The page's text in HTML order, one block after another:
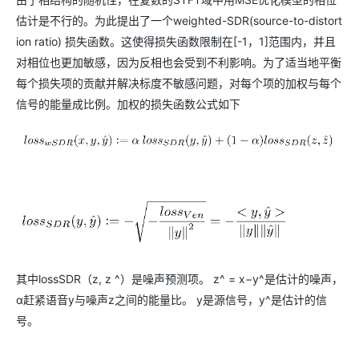
估计是不行的。为此提出了一个weighted-SDR(source-to-distort
ion ratio) 损失函数。这使得损失函数限制在[-1，1]范围内，并且
对相位也更加敏感，因为反相也会受到不利影响。为了适当地平衡
每个损失项的贡献并解决标度不敏感问题，对每个项的加权与每个
信号的能量成比例。加权的损失函数公式如下
其中lossSDR（z, z ^）是噪声预测项。 z^ = x−y^是估计的噪声，
α赶紧语音y与噪声z之间的能量比。 y是源信号，y^是估计的信
号。